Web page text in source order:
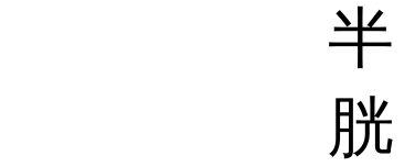
半
胱